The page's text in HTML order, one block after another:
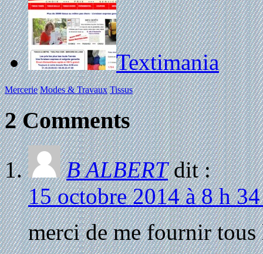
Textimania
Mercerie Modes & Travaux Tissus
2 Comments
B ALBERT dit :
15 octobre 2014 à 8 h
merci de me fournir tous